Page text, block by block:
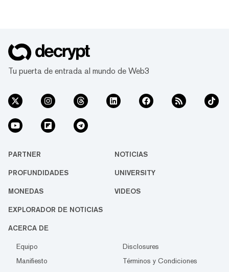
Tu puerta de entrada al mundo de Web3
PARTNER NOTICIAS
PROFUNDIDADES UNIVERSITY
MONEDAS VIDEOS
EXPLORADOR DE NOTICIAS
ACERCA DE
Equipo
Disclosures
Manifiesto
Términos y Condiciones